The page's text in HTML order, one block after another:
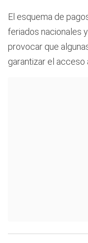
El esquema de
feriados nacionales
provocar que
garantizar el acceso